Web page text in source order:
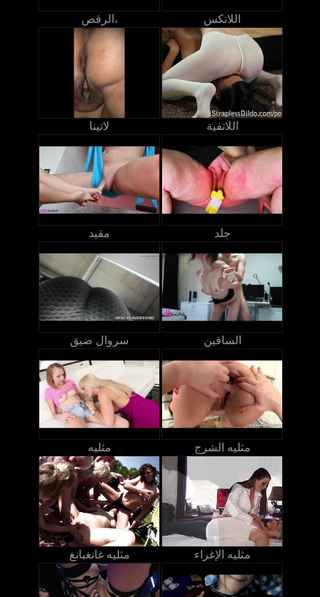
الرقص، اللاتكس
لاتينا اللاتفية
مقيد جلد
سروال ضيق الساقين
مثليه مثليه الشرج
مثليه غانغبانغ مثليه الإغراء